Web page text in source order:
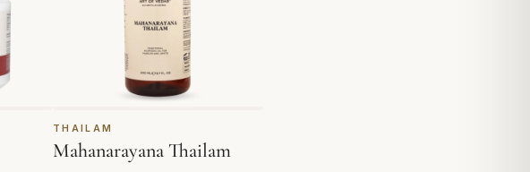
THAILAM
Mahanarayana Thailam